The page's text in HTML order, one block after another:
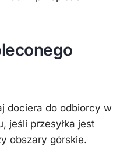
dociera do odbiorcy w
jeśli przesyłka jest
obszary górskie.